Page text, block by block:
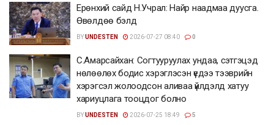
Ерөнхий сайд Н.Учрал: Найр наадмаа дуусга.
Өвөлдөө бэлд
BYUNDESTEN 2026-07-27 08:40 0
С.Амарсайхан: Согтууруулах ундаа, сэтгэцэд
нөлөөлөх бодис хэрэглэсэн үедээ тээврийн
хэрэгсэл жолоодсон аливаа үйлдэлд хатуу
хариуцлага тооцдог болно
BYUNDESTEN 2026-07-25 18:49 5